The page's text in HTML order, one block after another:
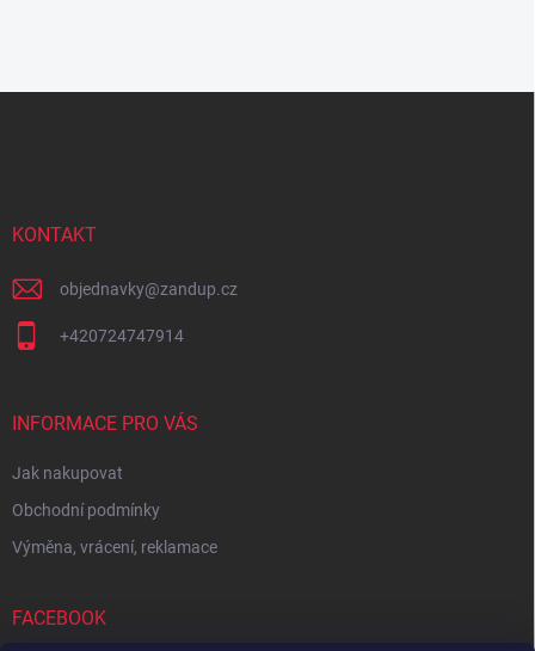
KONTAKT
objednavky@zandup.cz
+420724747914
INFORMACE PRO VÁS
Jak nakupovat
Obchodní podmínky
Výměna, vrácení, reklamace
FACEBOOK